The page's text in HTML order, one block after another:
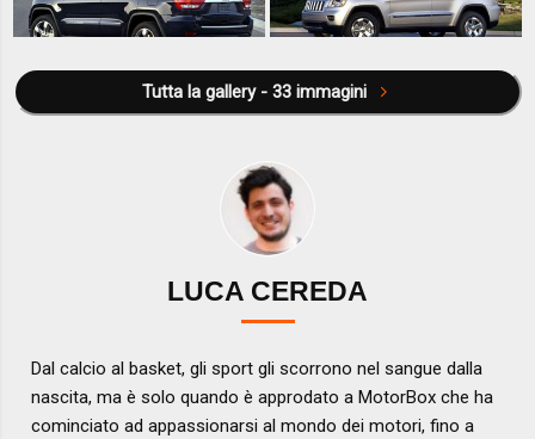
Tutta la gallery - 33 immagini
LUCA CEREDA
Dal calcio al basket, gli sport gli scorrono nel sangue dalla
nascita, ma è solo quando è approdato a MotorBox che ha
cominciato ad appassionarsi al mondo dei motori, fino a